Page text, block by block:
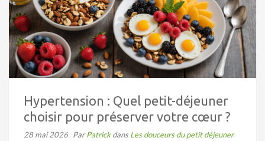
Hypertension : Quel petit-déjeuner
choisir pour préserver votre cœur ?
28 mai 2026 ParPatrickdans Les douceurs du petit déjeuner